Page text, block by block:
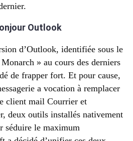
Outlook
d’Outlook, identifiée sous le
» au cours des derniers
de frapper fort. Et pour cause,
a vocation à remplacer
client mail Courrier et
deux outils installés nativement
séduire le maximum